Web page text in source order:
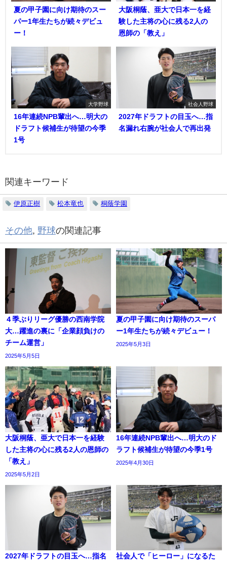
夏の甲子園に向け期待のスー
パー1年生たちが続々デビュ
ー！
大阪桐蔭、亜大で日本一を経
験した主将の心に残る2人の
恩師の「教え」
大学野球
16年連続NPB輩出へ…明大の
ドラフト候補生が待望の今季
1号
社会人野球
2027年ドラフトの目玉へ…指
名漏れ右腕が社会人で再出発
関連キーワード
伊原正樹 松本竜也 桐蔭学園
その他, 野球の関連記事
４季ぶりリーグ優勝の西南学院
大…躍進の裏に「企業顔負けの
チーム運営」
2025年5月5日
夏の甲子園に向け期待のスーパ
ー1年生たちが続々デビュー！
2025年5月3日
大阪桐蔭、亜大で日本一を経験
した主将の心に残る2人の恩師の
「教え」
2025年5月2日
16年連続NPB輩出へ…明大のド
ラフト候補生が待望の今季1号
2025年4月30日
2027年ドラフトの目玉へ…指名 社会人で「ヒーロー」になるた